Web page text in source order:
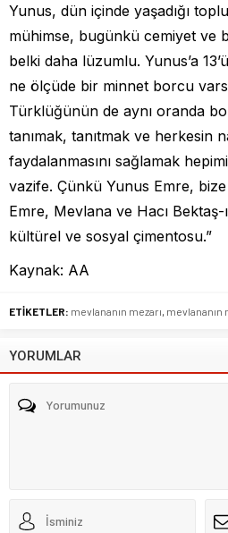
Yunus, dün içinde yaşadığı
mühimse, bugünkü cemiyet ve
belki daha lüzumlu. Yunus’a
ne ölçüde bir minnet borcu
Türklüğünün de aynı oranda
tanımak, tanıtmak ve herkesin
faydalanmasını sağlamak
vazife. Çünkü Yunus Emre,
Emre, Mevlana ve Hacı Bektaş-
kültürel ve sosyal çimentosu.”
Kaynak: AA
ETİKETLER: mevlananın mezarı mevlananın
YORUMLAR